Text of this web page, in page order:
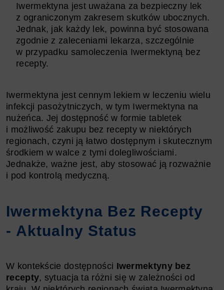
Iwermektyna jest uważana za bezpieczny lek
z ograniczonym zakresem skutków ubocznych.
Jednak, jak każdy lek, powinna być stosowana
zgodnie z zaleceniami lekarza, szczególnie
w przypadku samoleczenia Iwermektyną bez
recepty.
Iwermektyna jest cennym lekiem w leczeniu wielu
infekcji pasożytniczych, w tym Iwermektyna na
nużeńca. Jej dostępność w formie tabletek
i możliwość zakupu bez recepty w niektórych
regionach, czyni ją łatwo dostępnym i skutecznym
środkiem w walce z tymi dolegliwościami.
Jednakże, ważne jest, aby stosować ją rozważnie
i pod kontrolą medyczną.
Iwermektyna Bez Recepty
- Aktualny Status
W kontekście dostępności Iwermektyny bez
recepty, sytuacja ta różni się w zależności od